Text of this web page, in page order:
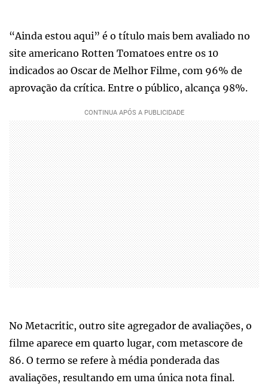
“Ainda estou aqui” é o título mais bem avaliado no
site americano Rotten Tomatoes entre os 10
indicados ao Oscar de Melhor Filme, com 96% de
aprovação da crítica. Entre o público, alcança 98%.
No Metacritic, outro site agregador de avaliações, o
filme aparece em quarto lugar, com metascore de
86. O termo se refere à média ponderada das
avaliações, resultando em uma única nota final.